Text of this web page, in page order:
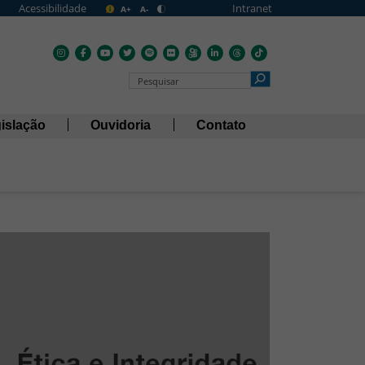
Acessibilidade A+ A- Intranet
Pesquisar no Portal
Ouvidoria Contato
simbolizando trabalho em equipe,